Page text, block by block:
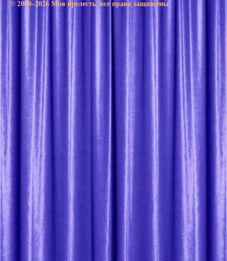
© 2000–2026 Моя прелесть. все права защищены